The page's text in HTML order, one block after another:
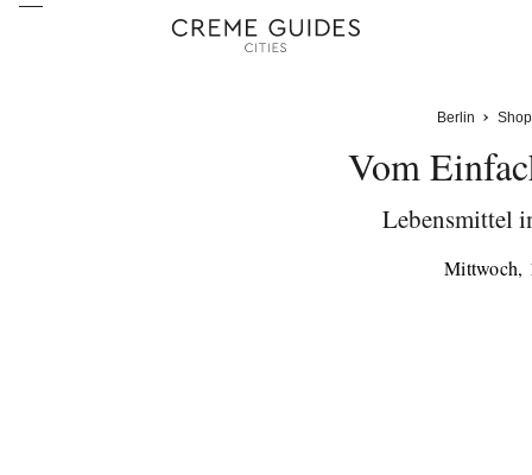
Berlin
Vom
Lebensmittel
Mittwoch,